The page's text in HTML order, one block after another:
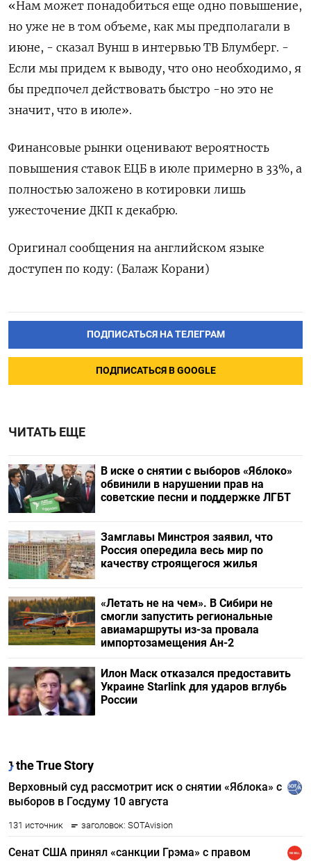
«Нам может понадобиться еще одно повышение,
но ​уже не в том объеме, ⁠как мы предполагали в
июне, - сказал Вунш в интервью ТВ Блумберг. -
Если мы придем к выводу, что ‌оно необходимо, я
бы предпочел действовать быстро -но это не
значит, что в ‌июле».
Финансовые рынки оценивают вероятность
повышения ставок ЕЦБ в июле примерно в 33%, а
​полностью заложено в котировки лишь
ужесточение ДКП к декабрю.
Оригинал сообщения ‌на английском языке
доступен по коду: (Балаж Корани)
ПОДПИСАТЬСЯ НА ТЕЛЕГРАМ
ПОДПИСАТЬСЯ В GOOGLE
ЧИТАТЬ ЕЩЕ
В иске о снятии с выборов «Яблоко»
обвинили в нарушении прав на
советские песни и поддержке ЛГБТ
Замглавы Минстроя заявил, что
Россия опередила весь мир по
качеству строящегося жилья
«Летать не на чем». В Сибири не
смогли запустить региональные
авиамаршруты из-за провала
импортозамещения Ан-2
Илон Маск отказался предоставить
Украине Starlink для ударов вглубь
России